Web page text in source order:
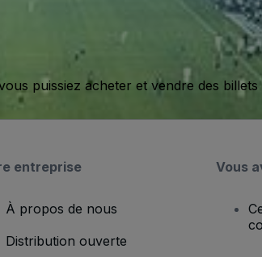
puissiez acheter et vendre des
entreprise
À propos de nous
Distribution ouverte
Vous